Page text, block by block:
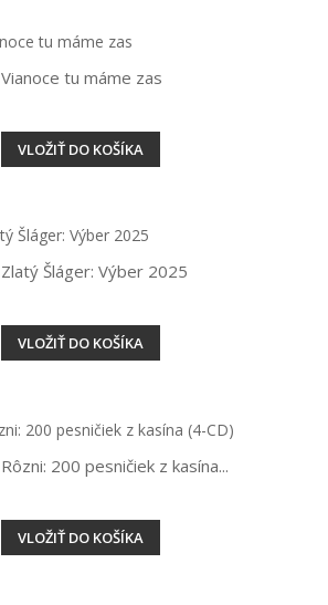
Vianoce tu máme zas
VLOŽIŤ DO KOŠÍKA
Zlatý Šláger: Výber 2025
VLOŽIŤ DO KOŠÍKA
Rôzni: 200 pesničiek z kasína...
VLOŽIŤ DO KOŠÍKA